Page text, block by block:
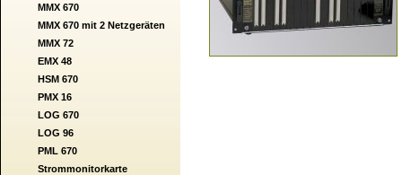
MMX 670
MMX 670 mit 2 Netzgeräten
MMX 72
EMX 48
HSM 670
PMX 16
LOG 670
LOG 96
PML 670
Strommonitorkarte